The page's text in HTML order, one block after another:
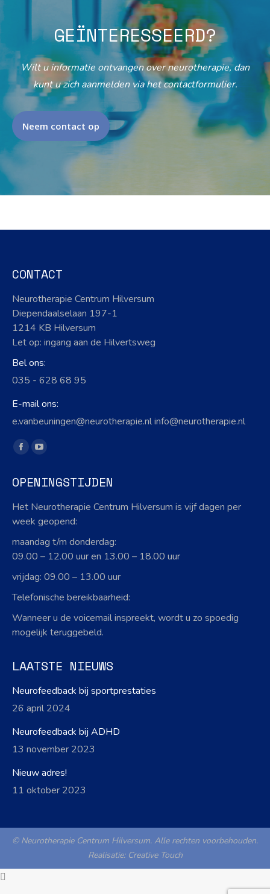
GEÏNTERESSEERD?
Wilt u informatie ontvangen over neurotherapie, dan
kunt u zich aanmelden via het contactformulier.
Neem contact op
CONTACT
Neurotherapie Centrum Hilversum
Diependaalselaan 197-1
1214 KB Hilversum
Let op: ingang aan de Hilvertsweg
Bel ons:
035 - 628 68 95
E-mail ons:
e.vanbeuningen@neurotherapie.nl info@neurotherapie.nl
Vind ons op:
Facebook
opens
in
new
YouTube
opens
new
OPENINGSTIJDEN
Het Neurotherapie Centrum Hilversum is vijf dagen per
week geopend:
maandag t/m donderdag:
09.00 – 12.00 uur en 13.00 – 18.00 uur
vrijdag: 09.00 – 13.00 uur
Telefonische bereikbaarheid:
Wanneer u de voicemail inspreekt, wordt u zo spoedig
mogelijk teruggebeld.
LAATSTE NIEUWS
Neurofeedback bij sportprestaties
26 april 2024
Neurofeedback bij ADHD
13 november 2023
Nieuw adres!
11 oktober 2023
© Neurotherapie Centrum Hilversum. Alle rechten voorbehouden.
Realisatie: Creative Touch